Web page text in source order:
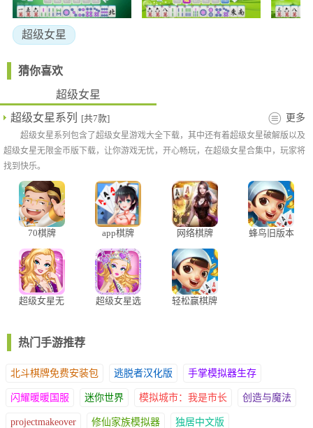
配系统随时响应。
3、联网功能允许和好友组队开展休闲竞赛，各项模式均以独立程
序运行不会互相影响；
速响应处理，助力更顺畅的游戏感受；
游戏魅力
1、每天轻松操作棋牌游戏，环境舒适，比赛场次丰富，畅享正版
在线竞技资源与福利大奖。
2、提供轻松自由的棋牌操作体验，配备先进作弊检测系统，保障
对局过程公平无干扰，畅玩过程更舒心无顾虑。
3、零门槛参与，丰富游戏资源任你选择，随时随地开启竞技，感
受与众不同的棋牌乐趣。棋牌游戏优点
超级女星
猜你喜欢
超级女星
超级女星系列
[共7款] 更多
超级女星系列包含了超级女星游戏大全下载，其中还有着超级女星破解版以及
超级女星无限金币版下载，让你游戏无忧，开心畅玩，在超级女星合集中，玩家将
找到快乐。
70棋牌 app棋牌 网络棋牌
蜂鸟旧版本
超级女星无
超级女星选
轻松赢棋牌
热门手游推荐
北斗棋牌免费安装包 逃脱者汉化版 手掌模拟器生存
闪耀暖暖国服 迷你世界 模拟城市：我是市长 创造与魔法
projectmakeover 修仙家族模拟器 独居中文版